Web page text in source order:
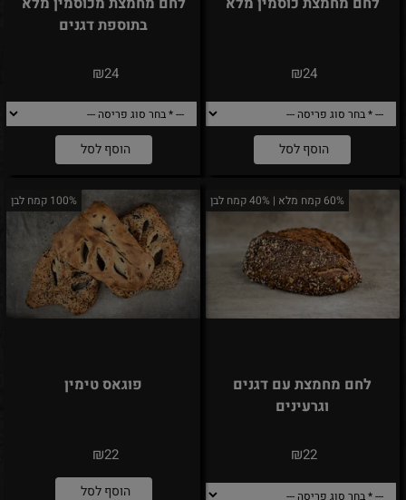
₪24
הוסף לסל
בתוספת דגנים
₪24
הוסף לסל
60% קמח מלא | 40% קמח לבן
לחם מחמצת עם דגנים
וגרעינים
₪22
100% קמח לבן
פוגאס טימין
₪22
הוסף לסל